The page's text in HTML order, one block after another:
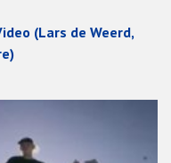
(Lars de Weerd,